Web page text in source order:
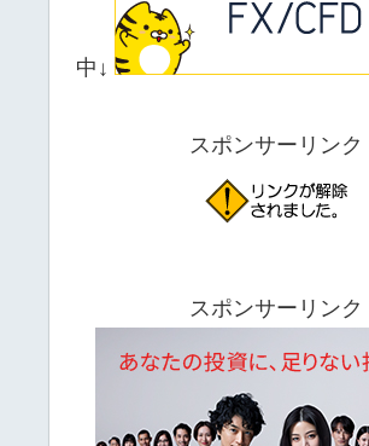
中↓
スポンサーリンク
スポンサーリンク